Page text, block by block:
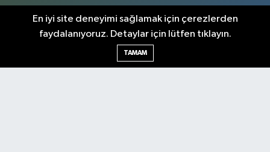
0547 300 73 73
En iyi site deneyimi sağlamak için çerezlerden
faydalanıyoruz. Detaylar için lütfen tıklayın.
TAMAM